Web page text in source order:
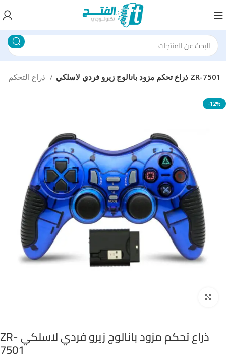
ذراع تحكم مزود بانالوج زيرو فردي لاسلكي ZR-7501
-12%
ذراع تحكم مزود بانالوج زيرو فردي لاسلكي ZR-
7501